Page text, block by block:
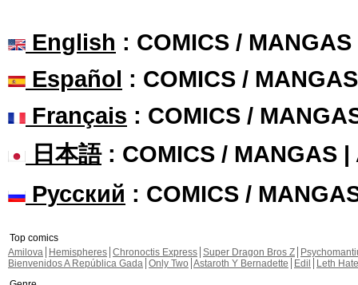
English : COMICS /
Español : COMICS /
Français : COMICS /
日本語: COMICS / MANGAS |
Русский : COMICS /
Top comics
Amilova
Hemispheres Chronoctis Express Super Dragon Bros Z
Bienvenidos A República Gada Only Two Astaroth Y Bernadette Edil
Leth Hate